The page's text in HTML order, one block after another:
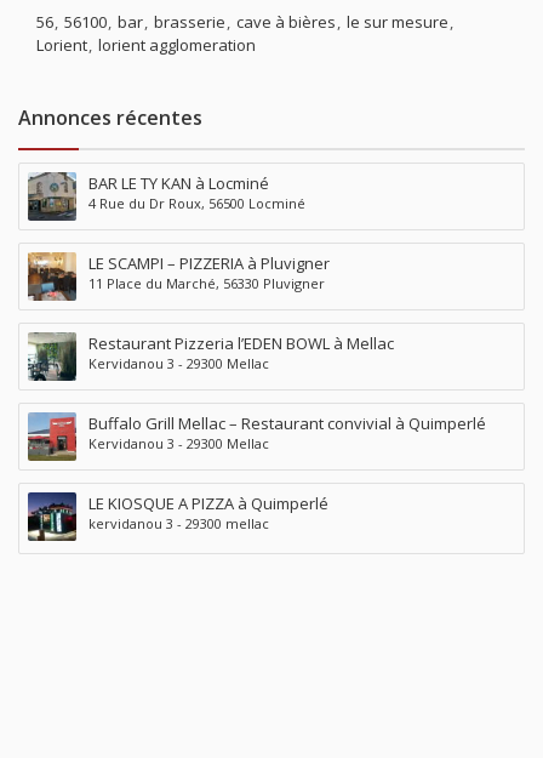
56 56100 bar brasserie cave à bières le sur mesure
Lorient lorient agglomeration
Annonces récentes
BAR LE TY KAN à Locminé
4 Rue du Dr Roux, 56500 Locminé
LE SCAMPI – PIZZERIA à Pluvigner
11 Place du Marché, 56330 Pluvigner
Restaurant Pizzeria l’EDEN BOWL à Mellac
Kervidanou 3 - 29300 Mellac
Buffalo Grill Mellac – Restaurant convivial à Quimperlé
Kervidanou 3 - 29300 Mellac
LE KIOSQUE A PIZZA à Quimperlé
kervidanou 3 - 29300 mellac